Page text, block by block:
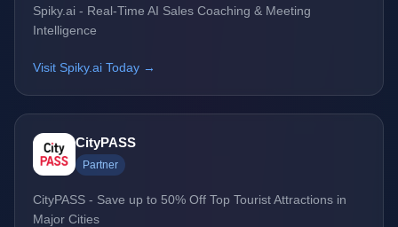
Spiky.ai - Real-Time AI Sales Coaching & Meeting
Intelligence
Visit Spiky.ai Today →
CityPASS
Partner
CityPASS - Save up to 50% Off Top Tourist Attractions in
Major Cities